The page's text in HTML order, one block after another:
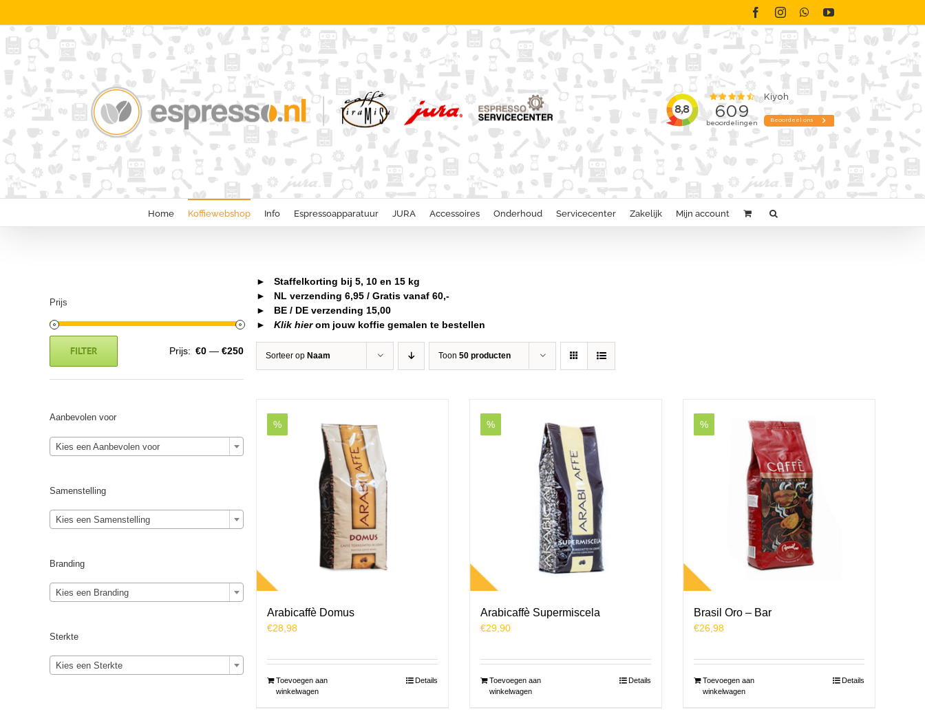
inhoud
FacebookInstagramWhatsAppYouTube
Home Koffiewebshop Info Espressoapparatuur JURA Accessoires Onderhoud Servicecenter Zakelijk Mijn account
► Staffelkorting bij 5, 10 en 15 kg
► NL verzending 6,95 / Gratis vanaf 60,-
► BE / DE verzending 15,00
► Klik hierom jouw koffie gemalen te bestellen
Sorteer op Naam Toon 50 producten
%
Arabicaffè Domus
€28,98
Toevoegen aan
winkelwagen
Details
%
Arabicaffè Supermiscela
€29,90
Toevoegen aan
winkelwagen
Details
%
Brasil Oro – Bar
€26,98
Toevoegen aan
winkelwagen
Details
Prijs
FILTER Prijs: €0 — €250
Aanbevolen voor
Kies een Aanbevolen voor
Samenstelling
Kies een Samenstelling
Branding
Kies een Branding
Sterkte
Kies een Sterkte